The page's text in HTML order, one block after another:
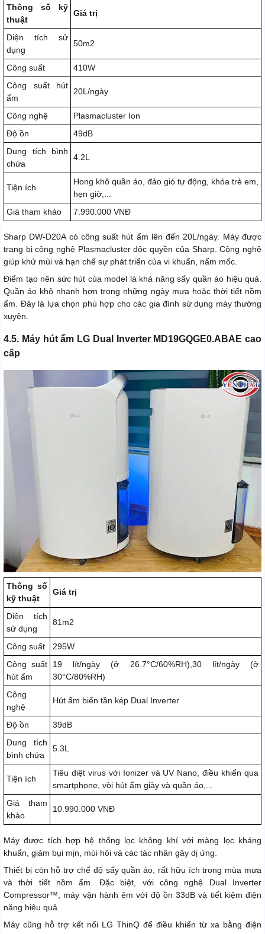
Thông số kỹ
thuật
Giá trị
Diện tích sử
dụng
50m2
Công suất
410W
Công suất hút
ẩm
20L/ngày
Công nghệ
Plasmacluster Ion
Độ ồn
49dB
Dung tích bình
chứa
4.2L
Tiện ích
Hong khô quần áo, đảo gió tự động, khóa trẻ em,
hẹn giờ,...
Giá tham khảo
7.990.000 VNĐ
Sharp DW-D20A có công suất hút ẩm lên đến 20L/ngày. Máy được
trang bị công nghệ Plasmacluster độc quyền của Sharp. Công nghệ
giúp khử mùi và hạn chế sự phát triển của vi khuẩn, nấm mốc.
Điểm tạo nên sức hút của model là khả năng sấy quần áo hiệu quả.
Quần áo khô nhanh hơn trong những ngày mưa hoặc thời tiết nồm
ẩm. Đây là lựa chọn phù hợp cho các gia đình sử dụng máy thường
xuyên.
4.5. Máy hút ẩm LG Dual Inverter MD19GQGE0.ABAE cao
cấp
Thông số
kỹ thuật
Giá trị
Diện tích
sử dụng
81m2
Công suất
295W
Công suất
hút ẩm
19 lít/ngày (ở 26.7°C/60%RH),30 lít/ngày (ở
30°C/80%RH)
Công
nghệ
Hút ẩm biến tần kép Dual Inverter
Độ ồn
39dB
Dung tích
bình chứa
5.3L
Tiện ích
Tiêu diệt virus với Ionizer và UV Nano, điều khiển qua
smartphone, vòi hút ẩm giày và quần áo,...
Giá tham
khảo
10.990.000 VNĐ
Máy được tích hợp hệ thống lọc không khí với màng lọc kháng
khuẩn, giảm bụi mịn, mùi hôi và các tác nhân gây dị ứng.
Thiết bị còn hỗ trợ chế độ sấy quần áo, rất hữu ích trong mùa mưa
và thời tiết nồm ẩm. Đặc biệt, với công nghệ Dual Inverter
Compressor™, máy vận hành êm với độ ồn 33dB và tiết kiệm điện
năng hiệu quả.
Máy cũng hỗ trợ kết nối LG ThinQ để điều khiển từ xa bằng điện